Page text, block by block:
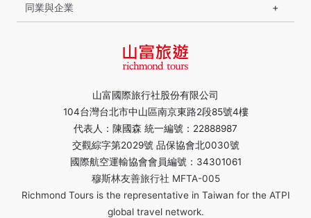
山富國際旅行社股份有限公司
104台灣台北市中山區南京東路2段85號4樓
代表人：陳國森 統一編號：22888987
交觀綜字第2029號 品保協會北0030號
國際航空運輸協會會員編號：34301061
穆斯林友善旅行社 MFTA-005
Richmond Tours is the representative in Taiwan for the ATPI
global travel network.
同業與企業